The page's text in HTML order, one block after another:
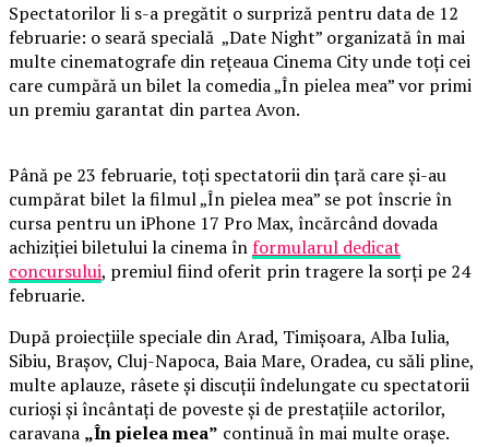
Spectatorilor li s-a pregătit o surpriză pentru data de 12
februarie: o seară specială „Date Night” organizată în mai
multe cinematografe din rețeaua Cinema City unde toți cei
care cumpără un bilet la comedia „În pielea mea” vor primi
un premiu garantat din partea Avon.
Până pe 23 februarie, toți spectatorii din țară care și-au
cumpărat bilet la filmul „În pielea mea” se pot înscrie în
cursa pentru un iPhone 17 Pro Max, încărcând dovada
achiziției biletului la cinema înformularul dedicat
concursului, premiul fiind oferit prin tragere la sorți pe 24
februarie.
După proiecțiile speciale din Arad, Timișoara, Alba Iulia,
Sibiu, Brașov, Cluj-Napoca, Baia Mare, Oradea, cu săli pline,
multe aplauze, râsete și discuții îndelungate cu spectatorii
curioși și încântați de poveste și de prestațiile actorilor,
caravana „În pielea mea” continuă în mai multe orașe.